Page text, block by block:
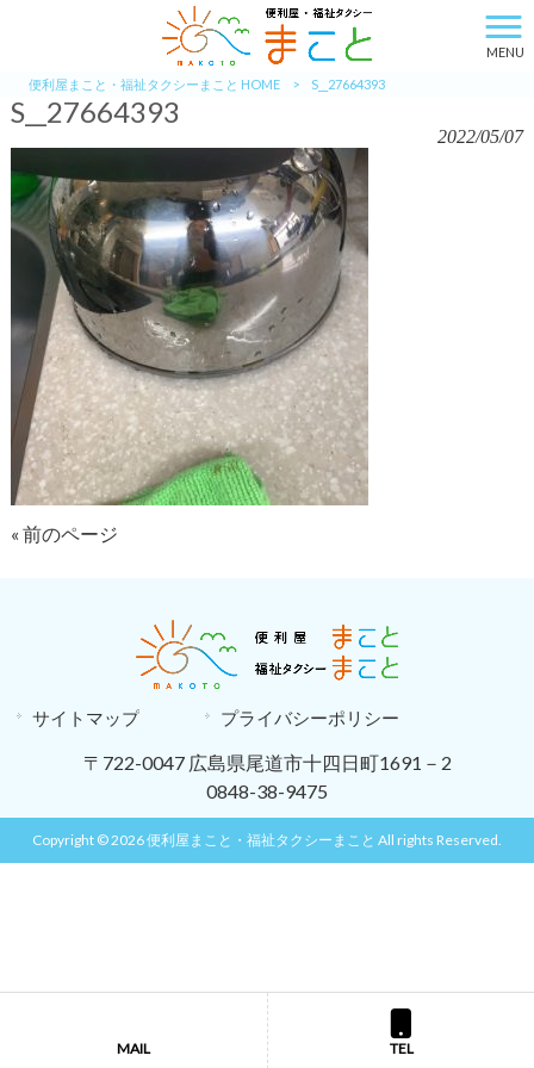
MENU
便利屋まこと・福祉タクシーまこと HOME > S__27664393
S__27664393
2022/05/07
« 前のページ
サイトマップ プライバシーポリシー
〒722-0047 広島県尾道市十四日町1691－2
0848-38-9475
Copyright © 2026 便利屋まこと・福祉タクシーまこと All rights Reserved.
MAIL TEL